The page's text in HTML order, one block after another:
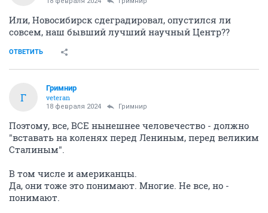
Или, Новосибирск сдеградировал, опустился ли
совсем, наш бывший лучший научный Центр??
ОТВЕТИТЬ
Г
Гримнир
veteran
18 февраля 2024 Гримнир
Поэтому, все, ВСЕ нынешнее человечество - должно
"вставать на коленях перед Лениным, перед великим
Сталиным".
В том числе и американцы.
Да, они тоже это понимают. Многие. Не все, но -
понимают.